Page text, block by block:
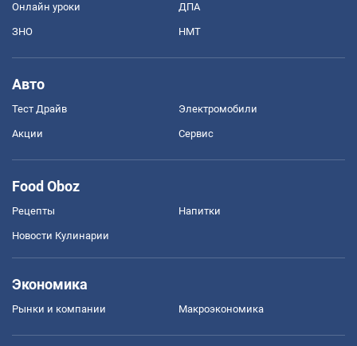
Онлайн уроки ДПА
ЗНО НМТ
Авто
Тест Драйв Электромобили
Акции Сервис
Food Oboz
Рецепты Напитки
Новости Кулинарии
Экономика
Рынки и компании Mакроэкономика